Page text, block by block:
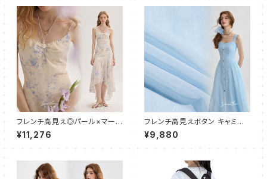
フレンチ高見え◎パール×マーメ
イドキャミワンピース
¥11,276
フレンチ高見えボタン キャミワ
ンピース フレア ロング
¥9,880